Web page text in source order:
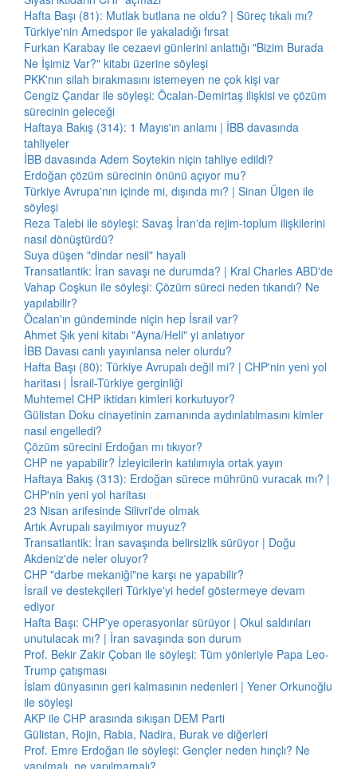
Hafta Başı (81): Mutlak butlana ne oldu? | Süreç tıkalı mı?
Türkiye'nin Amedspor ile yakaladığı fırsat
Furkan Karabay ile cezaevi günlerini anlattığı "Bizim Burada
Ne İşimiz Var?" kitabı üzerine söyleşi
PKK'nın silah bırakmasını istemeyen ne çok kişi var
Cengiz Çandar ile söyleşi: Öcalan-Demirtaş ilişkisi ve çözüm
sürecinin geleceği
Haftaya Bakış (314): 1 Mayıs'ın anlamı | İBB davasında
tahliyeler
İBB davasında Adem Soytekin niçin tahliye edildi?
Erdoğan çözüm sürecinin önünü açıyor mu?
Türkiye Avrupa'nın içinde mi, dışında mı? | Sinan Ülgen ile
söyleşi
Reza Talebi ile söyleşi: Savaş İran'da rejim-toplum ilişkilerini
nasıl dönüştürdü?
Suya düşen "dindar nesil" hayali
Transatlantik: İran savaşı ne durumda? | Kral Charles ABD'de
Vahap Coşkun ile söyleşi: Çözüm süreci neden tıkandı? Ne
yapılabilir?
Öcalan'ın gündeminde niçin hep İsrail var?
Ahmet Şık yeni kitabı "Ayna/Heli" yi anlatıyor
İBB Davası canlı yayınlansa neler olurdu?
Hafta Başı (80): Türkiye Avrupalı değil mi? | CHP'nin yeni yol
haritası | İsrail-Türkiye gerginliği
Muhtemel CHP iktidarı kimleri korkutuyor?
Gülistan Doku cinayetinin zamanında aydınlatılmasını kimler
nasıl engelledi?
Çözüm sürecini Erdoğan mı tıkıyor?
CHP ne yapabilir? İzleyicilerin katılımıyla ortak yayın
Haftaya Bakış (313): Erdoğan sürece mührünü vuracak mı? |
CHP'nin yeni yol haritası
23 Nisan arifesinde Silivri'de olmak
Artık Avrupalı sayılmıyor muyuz?
Transatlantik: İran savaşında belirsizlik sürüyor | Doğu
Akdeniz'de neler oluyor?
CHP "darbe mekaniği"ne karşı ne yapabilir?
İsrail ve destekçileri Türkiye'yi hedef göstermeye devam
ediyor
Hafta Başı: CHP'ye operasyonlar sürüyor | Okul saldırıları
unutulacak mı? | İran savaşında son durum
Prof. Bekir Zakir Çoban ile söyleşi: Tüm yönleriyle Papa Leo-
Trump çatışması
İslam dünyasının geri kalmasının nedenleri | Yener Orkunoğlu
ile söyleşi
AKP ile CHP arasında sıkışan DEM Parti
Gülistan, Rojin, Rabia, Nadira, Burak ve diğerleri
Prof. Emre Erdoğan ile söyleşi: Gençler neden hınçlı? Ne
yapılmalı, ne yapılmamalı?